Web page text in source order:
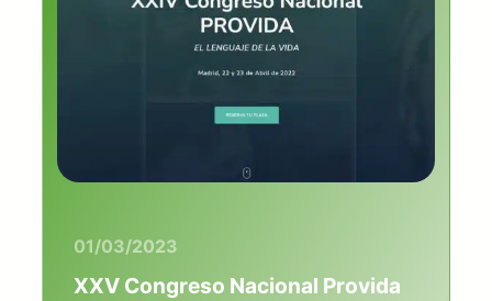
01/03/2023
XXV Congreso Nacional Provida